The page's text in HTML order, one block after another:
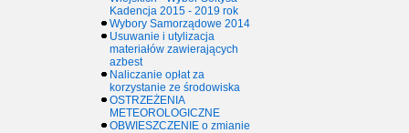
Kadencja 2015 - 2019 rok
Wybory Samorządowe 2014
Usuwanie i utylizacja
materiałów zawierających
azbest
Naliczanie opłat za
korzystanie ze środowiska
OSTRZEŻENIA
METEOROLOGICZNE
OBWIESZCZENIE o zmianie